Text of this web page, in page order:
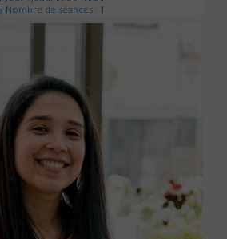
Nombre de séances : 1